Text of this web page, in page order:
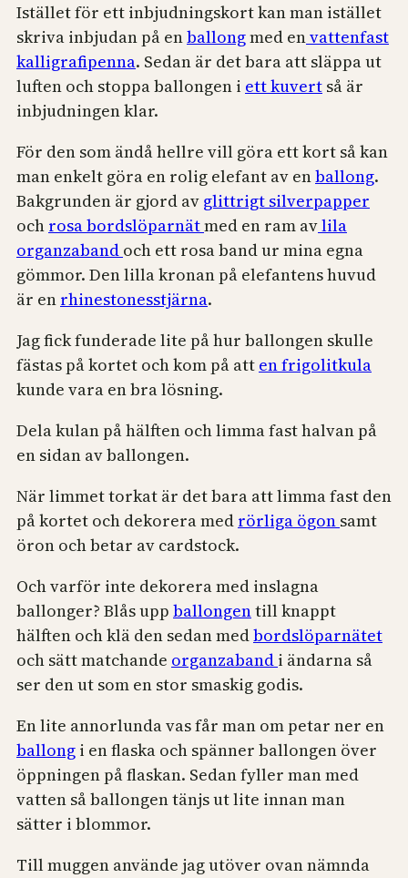
Istället för ett inbjudningskort kan man istället
skriva inbjudan på enballongmed envattenfast
kalligrafipenna. Sedan är det bara att släppa ut
luften och stoppa ballongen i ett kuvert så är
inbjudningen klar.
För den som ändå hellre vill göra ett kort så kan
man enkelt göra en rolig elefant av enballong.
Bakgrunden är gjord av glittrigt silverpapper
och rosa bordslöparnätmed en ram avlila
organzaband och ett rosa band ur mina egna
gömmor. Den lilla kronan på elefantens huvud
är en rhinestonesstjärna.
Jag fick funderade lite på hur ballongen skulle
fästas på kortet och kom på att en frigolitkula
kunde vara en bra lösning.
Dela kulan på hälften och limma fast halvan på
en sidan av ballongen.
När limmet torkat är det bara att limma fast den
på kortet och dekorera med rörliga ögon samt
öron och betar av cardstock.
Och varför inte dekorera med inslagna
ballonger? Blås upp ballongentill knappt
hälften och klä den sedan medbordslöparnätet
och sätt matchande organzaband i ändarna så
ser den ut som en stor smaskig godis.
En lite annorlunda vas får man om petar ner en
ballong i en flaska och spänner ballongen över
öppningen på flaskan. Sedan fyller man med
vatten så ballongen tänjs ut lite innan man
sätter i blommor.
Till muggen använde jag utöver ovan nämnda